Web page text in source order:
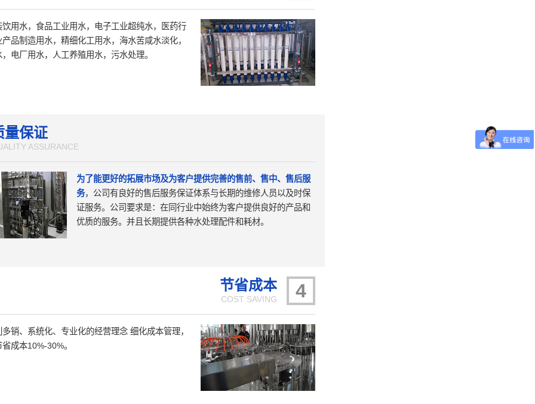
用水，食品工业用水，电子工业超纯水，医药行
品制造用水，精细化工用水，海水苦咸水淡化，
电厂用水，人工养殖用水，污水处理。
量保证
ASSURANCE
为了能更好的拓展市场及为客户提供完善的售前、售中、售后服
务，公司有良好的售后服务保证体系与长期的维修人员以及时保
证服务。公司要求是：在同行业中始终为客户提供良好的产品和
优质的服务。并且长期提供各种水处理配件和耗材。
4
节省成本
COST SAVING
销、系统化、专业化的经营理念 细化成本管理，
成本10%-30%。